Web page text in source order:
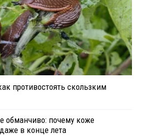
противостоять скользким
обманчиво: почему коже
в конце лета